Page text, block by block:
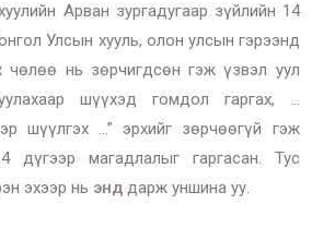
Арван зургадугаар зүйлийн 14
Улсын хууль, олон улсын гэрээнд
чөлөө нь зөрчигдсөн гэж үзвэл уул
шүүхэд гомдол гаргах, …
шүүлгэх …” эрхийг зөрчөөгүй гэж
дүгээр магадлалыг гаргасан. Тус
эхээр нь энд дарж уншина уу.